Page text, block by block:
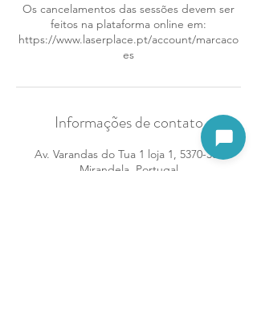
Os cancelamentos das sessões devem ser
feitos na plataforma online em:
https://www.laserplace.pt/account/marcaco
es
Informações de contato
Av. Varandas do Tua 1 loja 1, 5370-388
Mirandela, Portugal
Abrir